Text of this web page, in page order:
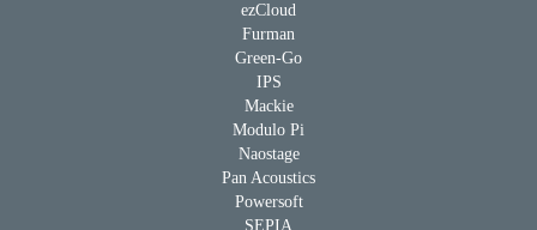
ezCloud
Furman
Green-Go
IPS
Mackie
Modulo Pi
Naostage
Pan Acoustics
Powersoft
SEPIA